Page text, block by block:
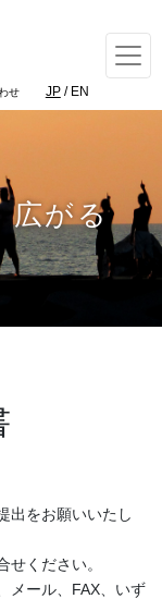
広がる
せ JP/ EN
出をお願いいたし
ください。
メール、FAX、いず